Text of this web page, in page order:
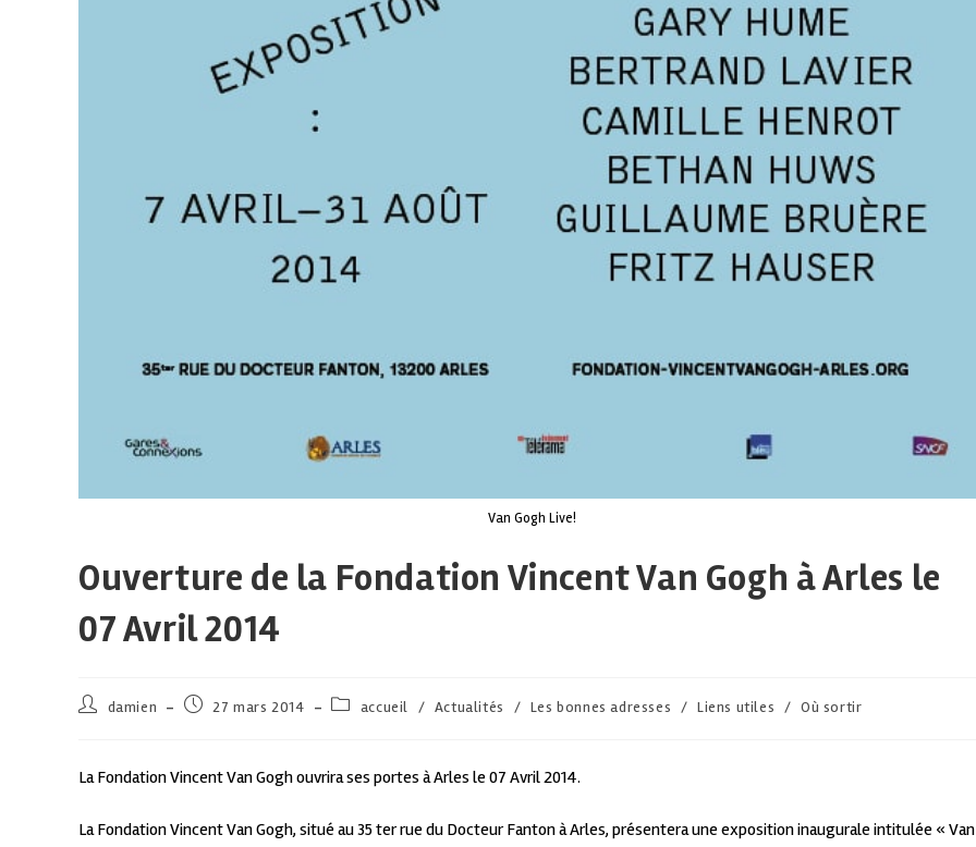
Van Gogh Live!
Ouverture de la Fondation Vincent Van Gogh à Arles le
07 Avril 2014
damien 27 mars 2014 accueil / Actualités / Les bonnes adresses / Liens utiles / Où sortir
La Fondation Vincent Van Gogh ouvrira ses portes à Arles le 07 Avril 2014.
La Fondation Vincent Van Gogh, situé au 35 ter rue du Docteur Fanton à Arles, présentera une exposition inaugurale intitulée « Van